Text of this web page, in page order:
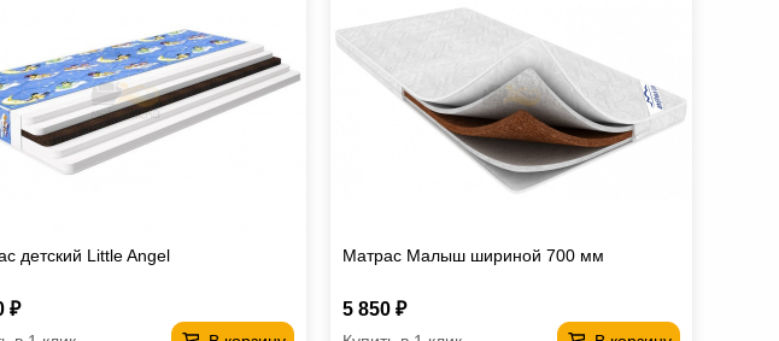
детский Little Angel
₽
Матрас Малыш шириной 700 мм
5 850 ₽